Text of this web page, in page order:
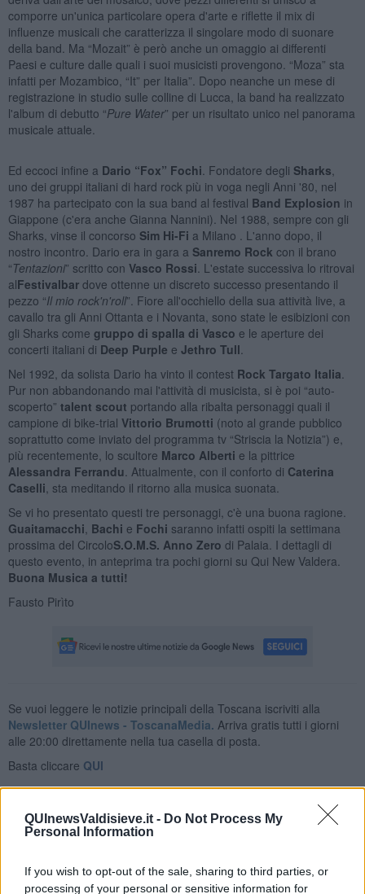
QUInewsValdisieve.it - Do Not Process My
Personal Information
If you wish to opt-out of the sale, sharing to third parties, or
processing of your personal or sensitive information for
comporre un'unica particolare opera d'arte e riflette il mix di
influenze musicali che caratterizza il singolare modo di suonare
della band. Ma “Mozait” è però anche un omaggio ai differenti
Paesi e culture dalle quali i suoi musicisti provengono. “Moza” sta
infatti per Mozambico, “It” per Italia”. Dopo neanche un mese di
registrazione in studio sulle colline di Lucca, la band ha realizzato
l'album di debutto “Pure Water” per un risultato unico nel panorama
musicale attuale.
Ed eccoci infine a Dario “Fox” Fochi . Fondatore degli Sharks
uno dei gruppi italiani di hard rock più in voga negli Anni '80, nel
1987 ha partecipato con la sua band al festival Band Explosion in
Giappone (c'era anche Gianna Nannini). Nel 1988, sempre con gli
Sharks, vinse il concorso Sim Hi-Fi a Milano . L'anno dopo, il
nostro incontro. Dario era in gara a Sanremo Rock con il brano
“Tentazioni” scritto con Vasco Rossi . L'estate successiva lo ritrovai
alFestivalbardove ottenne un discreto successo presentando il
pezzo “Il mio rock'n'roll”. Fiore all'occhiello della sua attività live, a
cavallo tra gli Anni Ottanta e i Novanta, sono state le esibizioni con
gli Sharks come gruppo di spalla di Vasco e le aperture dei
concerti italiani di Deep Purple e Jethro Tull
Nel 1992, da solista Dario ha vinto il contest Rock Targato Italia
Pur non abbandonando mai l'attività di musicista, si è poi “auto-
scoperto” talent scout portando alla ribalta personaggi quali il
campione di bike-trial Vittorio Brumotti (noto al grande pubblico
soprattutto come inviato del programma tv “Striscia la Notizia”) e,
più recentemente, lo scultore Marco Alberti e la pittrice
Alessandra Ferrandu . Attualmente, con il conforto di Caterina
Caselli , sta meditando il ritorno alla musica suonata.
Se vi ho presentato questi tre personaggi, c'è una buona ragione.
Guaitamacchi Bachi e Fochi saranno infatti ospiti la settimana
prossima del CircoloS.O.M.S. Anno Zero di Palaia. I dettagli di
questo evento, in anteprima tra pochi giorni su Qui New Valdera.
Buona Musica a tutti!
Fausto Pirìto
Se vuoi leggere le notizie principali della Toscana iscriviti alla
Newsletter QUInews - ToscanaMedia. Arriva gratis tutti i giorni
alle 20:00 direttamente nella tua casella di posta.
Basta cliccare QUI